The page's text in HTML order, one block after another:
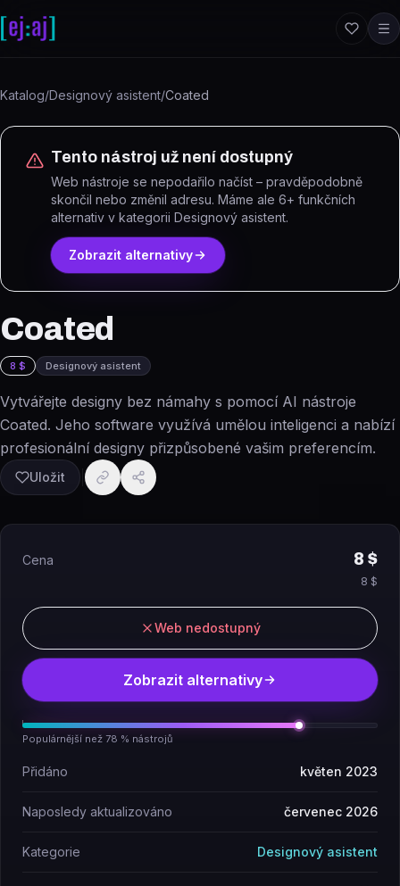
Katalog/Designový asistent/Coated
Tento nástroj už není dostupný
Web nástroje se nepodařilo načíst – pravděpodobně
skončil nebo změnil adresu. Máme ale 6+ funkčních
alternativ v kategorii Designový asistent.
Zobrazit alternativy
Coated
8 $ Designový asistent
Vytvářejte designy bez námahy s pomocí AI nástroje
Coated. Jeho software využívá umělou inteligenci a nabízí
profesionální designy přizpůsobené vašim preferencím.
Uložit
Cena 8 $
8 $
Web nedostupný
Zobrazit alternativy
Populárnější než 78 % nástrojů
Přidáno květen 2023
Naposledy aktualizováno červenec 2026
Kategorie Designový asistent